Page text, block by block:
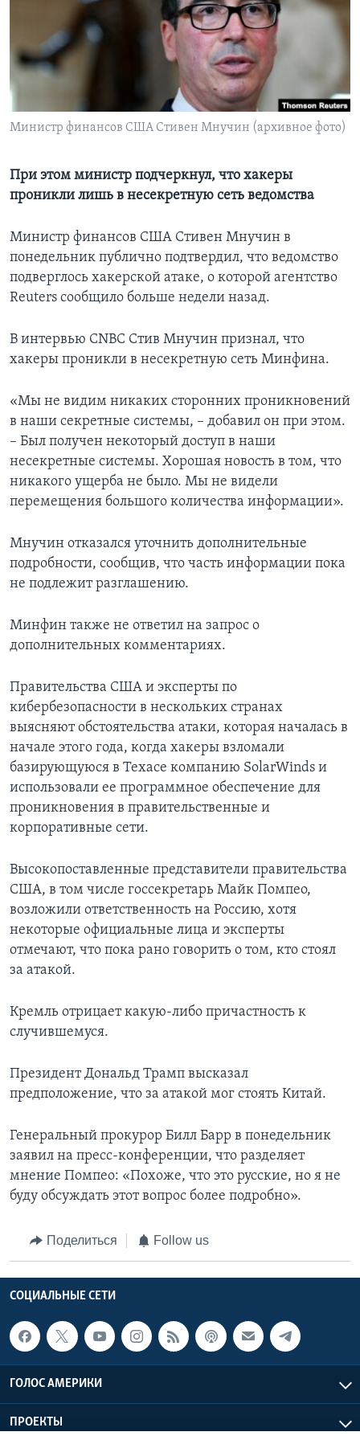
Learning English
СОЦИАЛЬНЫЕ СЕТИ
Министр финансов США Стивен Мнучин (архивное фото)
При этом министр подчеркнул, что хакеры
проникли лишь в несекретную сеть ведомства
Министр финансов США Стивен Мнучин в
понедельник публично подтвердил, что ведомство
подверглось хакерской атаке, о которой агентство
Reuters сообщило больше недели назад.
В интервью CNBC Стив Мнучин признал, что
хакеры проникли в несекретную сеть Минфина.
«Мы не видим никаких сторонних проникновений
в наши секретные системы, – добавил он при этом.
– Был получен некоторый доступ в наши
несекретные системы. Хорошая новость в том, что
никакого ущерба не было. Мы не видели
перемещения большого количества информации».
Мнучин отказался уточнить дополнительные
подробности, сообщив, что часть информации пока
не подлежит разглашению.
Минфин также не ответил на запрос о
дополнительных комментариях.
Правительства США и эксперты по
кибербезопасности в нескольких странах
выясняют обстоятельства атаки, которая началась в
начале этого года, когда хакеры взломали
базирующуюся в Техасе компанию SolarWinds и
использовали ее программное обеспечение для
проникновения в правительственные и
корпоративные сети.
Высокопоставленные представители правительства
США, в том числе госсекретарь Майк Помпео,
возложили ответственность на Россию, хотя
некоторые официальные лица и эксперты
отмечают, что пока рано говорить о том, кто стоял
за атакой.
Кремль отрицает какую-либо причастность к
случившемуся.
Президент Дональд Трамп высказал
предположение, что за атакой мог стоять Китай.
Генеральный прокурор Билл Барр в понедельник
заявил на пресс-конференции, что разделяет
мнение Помпео: «Похоже, что это русские, но я не
буду обсуждать этот вопрос более подробно».
Поделиться Follow us
СОЦИАЛЬНЫЕ СЕТИ
ГОЛОС АМЕРИКИ
ПРОЕКТЫ